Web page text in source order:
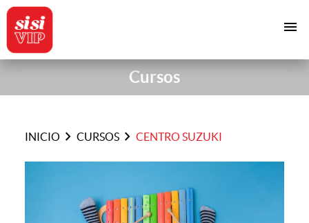
menu
Cursos
INICIO chevron_right CURSOSchevron_right CENTRO SUZUKI